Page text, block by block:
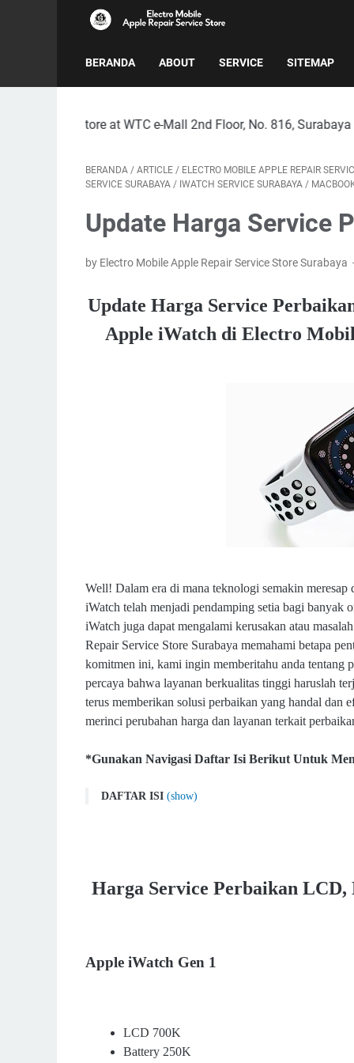
BERANDA ABOUT SERVICE SITEMAP
Store at WTC e-Mall 2nd Floor, No. 816, Surabaya City
BERANDA / ARTICLE / ELECTRO MOBILE APPLE REPAIR
SERVICE SURABAYA / IWATCH SERVICE SURABAYA /
Update Harga Service
by Electro Mobile Apple Repair Service Store Surabaya
Update Harga Service
Apple iWatch di Electro
Well! Dalam era di mana teknologi semakin
iWatch telah menjadi pendamping setia bagi
iWatch juga dapat mengalami kerusakan atau
Repair Service Store Surabaya memahami betapa
komitmen ini, kami ingin memberitahu anda tentang
percaya bahwa layanan berkualitas tinggi haruslah
terus memberikan solusi perbaikan yang handal dan
merinci perubahan harga dan layanan terkait
*Gunakan Navigasi Daftar Isi Berikut Untuk
DAFTAR ISI (show)
Apple iWatch Gen 1
Harga Service Perbaikan LCD,
Apple iWatch Gen 1
LCD 700K
Battery 250K